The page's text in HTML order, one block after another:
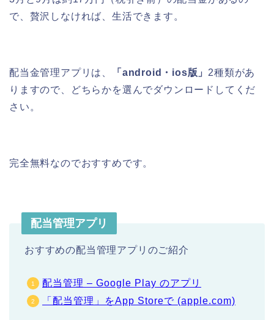
で、贅沢しなければ、生活できます。
配当金管理アプリは、 「android・ios版」 2種類があ
りますので、どちらかを選んでダウンロードしてくだ
さい。
完全無料なのでおすすめです。
配当管理アプリ
おすすめの配当管理アプリのご紹介
配当管理 – Google Play のアプリ
「配当管理」をApp Storeで (apple.com)